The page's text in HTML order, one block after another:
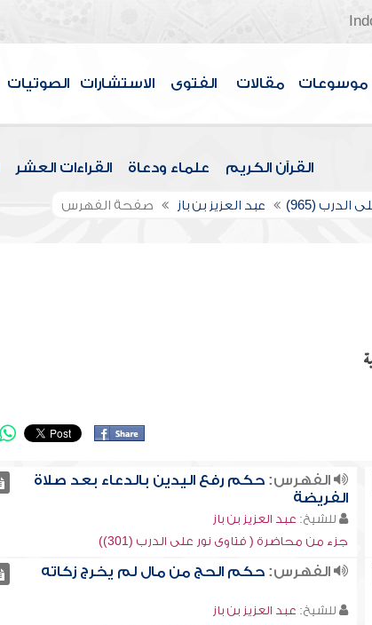
موسوعات مقالات الفتوى الاستشارات الصوتيات
القرآن الكريم علماء ودعاة القراءات العشر
الدرب (965) عبد العزيز بن باز صفحة الفهرس
الفهرس: حكم رفع اليدين بالدعاء بعد صلاة
الفريضة
للشيخ: عبد العزيز بن باز
جزء من محاضرة ( فتاوى نور على الدرب (301))
الفهرس: حكم الحج من مال لم يخرج زكاته
للشيخ: عبد العزيز بن باز